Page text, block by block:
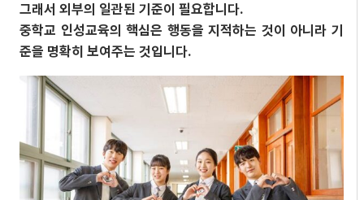
그래서 외부의 일관된 기준이 필요합니다.
중학교 인성교육의 핵심은 행동을 지적하는 것이 아니라 기
준을 명확히 보여주는 것입니다.